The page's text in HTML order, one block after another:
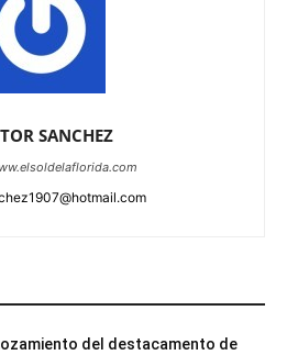
SANCHEZ
del destacamento de